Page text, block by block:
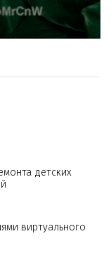
детских
виртуального